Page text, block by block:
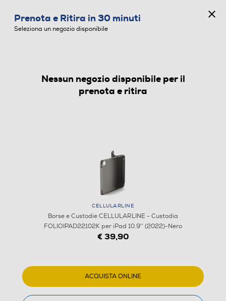
BORSE E CUSTODIE
Prenota e Ritira in 30 minuti
Seleziona un negozio disponibile
Nessun negozio disponibile per il
prenota e ritira
CELLULARLINE
Borse e Custodie CELLULARLINE - Custodia
FOLIOIPAD22102K per iPad 10.9'' (2022)-Nero
€ 39,90
ACQUISTA ONLINE